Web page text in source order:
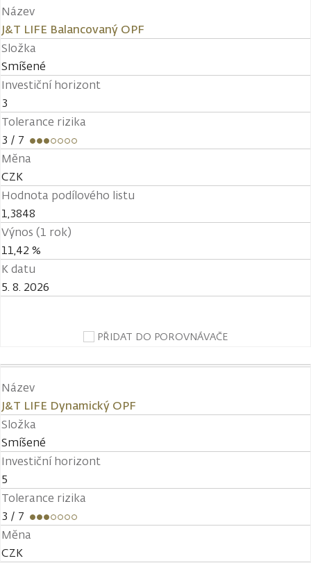
Název
J&T LIFE Balancovaný OPF
Složka
Smíšené
Investiční horizont
3
Tolerance rizika
3 / 7
Měna
CZK
Hodnota podílového listu
1,3848
Výnos (1 rok)
11,42 %
K datu
5. 8. 2026
PŘIDAT DO POROVNÁVAČE
Název
J&T LIFE Dynamický OPF
Složka
Smíšené
Investiční horizont
5
Tolerance rizika
3 / 7
Měna
CZK